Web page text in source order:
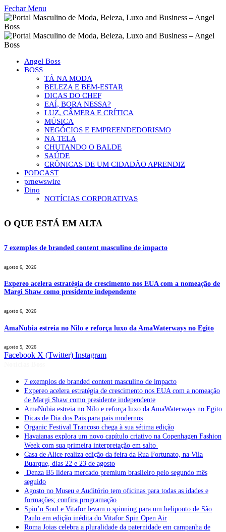
Fechar Menu
Angel Boss
BOSS
TÁ NA MODA
BELEZA E BEM-ESTAR
DICAS DO CHEF
EAÍ, BORA NESSA?
LUZ, CÂMERA E CRÍTICA
MÚSICA
NEGÓCIOS E EMPREENDEDORISMO
NA TELA
CHUTANDO O BALDE
SAÚDE
CRÔNICAS DE UM CIDADÃO APRENDIZ
PODCAST
prnewswire
Dino
NOTÍCIAS CORPORATIVAS
O QUE ESTÁ EM ALTA
7 exemplos de branded content masculino de impacto
agosto 6, 2026
Expereo acelera estratégia de crescimento nos EUA com a nomeação de
Margi Shaw como presidente independente
agosto 6, 2026
AmaNubia estreia no Nilo e reforça luxo da AmaWaterways no Egito
agosto 5, 2026
Facebook X (Twitter) Instagram
7 exemplos de branded content masculino de impacto
Expereo acelera estratégia de crescimento nos EUA com a nomeação
de Margi Shaw como presidente independente
AmaNubia estreia no Nilo e reforça luxo da AmaWaterways no Egito
Dicas de Dia dos Pais para pais modernos
Organic Festival Trancoso chega à sua sétima edição
Havaianas explora um novo capítulo criativo na Copenhagen Fashion
Week com sua primeira interpretação em salto
Casa de Alice realiza edição da feira da Rua Fortunato, na Vila
Buarque, dias 22 e 23 de agosto
Denza B5 lidera mercado premium brasileiro pelo segundo mês
seguido
Agosto no Museu e Auditório tem oficinas para todas as idades e
formações; confira programação
Spin’n Soul e Vitafor levam o spinning para um heliponto de São
Paulo em edição inédita do Vitafor Spin Open Air
Roma Joias celebra a pluralidade da paternidade em campanha de